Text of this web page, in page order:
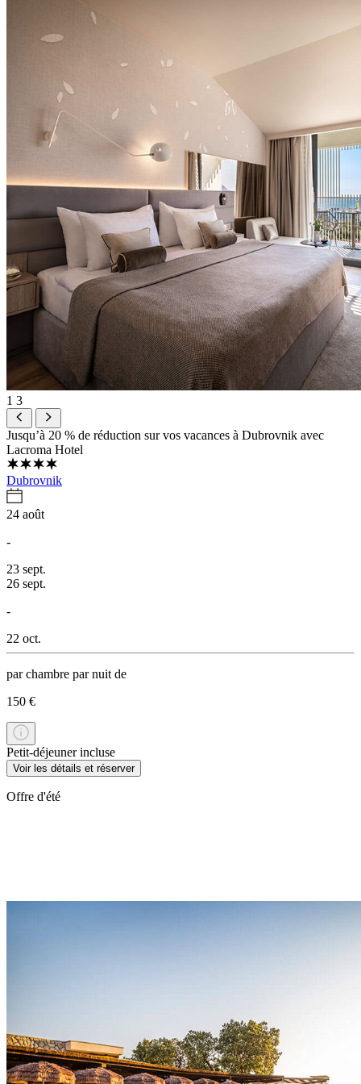
1 3
Jusqu’à 20 % de réduction sur vos vacances à Dubrovnik avec
Lacroma Hotel
Dubrovnik
24 août
-
23 sept.
26 sept.
-
22 oct.
par chambre par nuit de
150 €
Petit-déjeuner incluse
Voir les détails et réserver
Offre d'été